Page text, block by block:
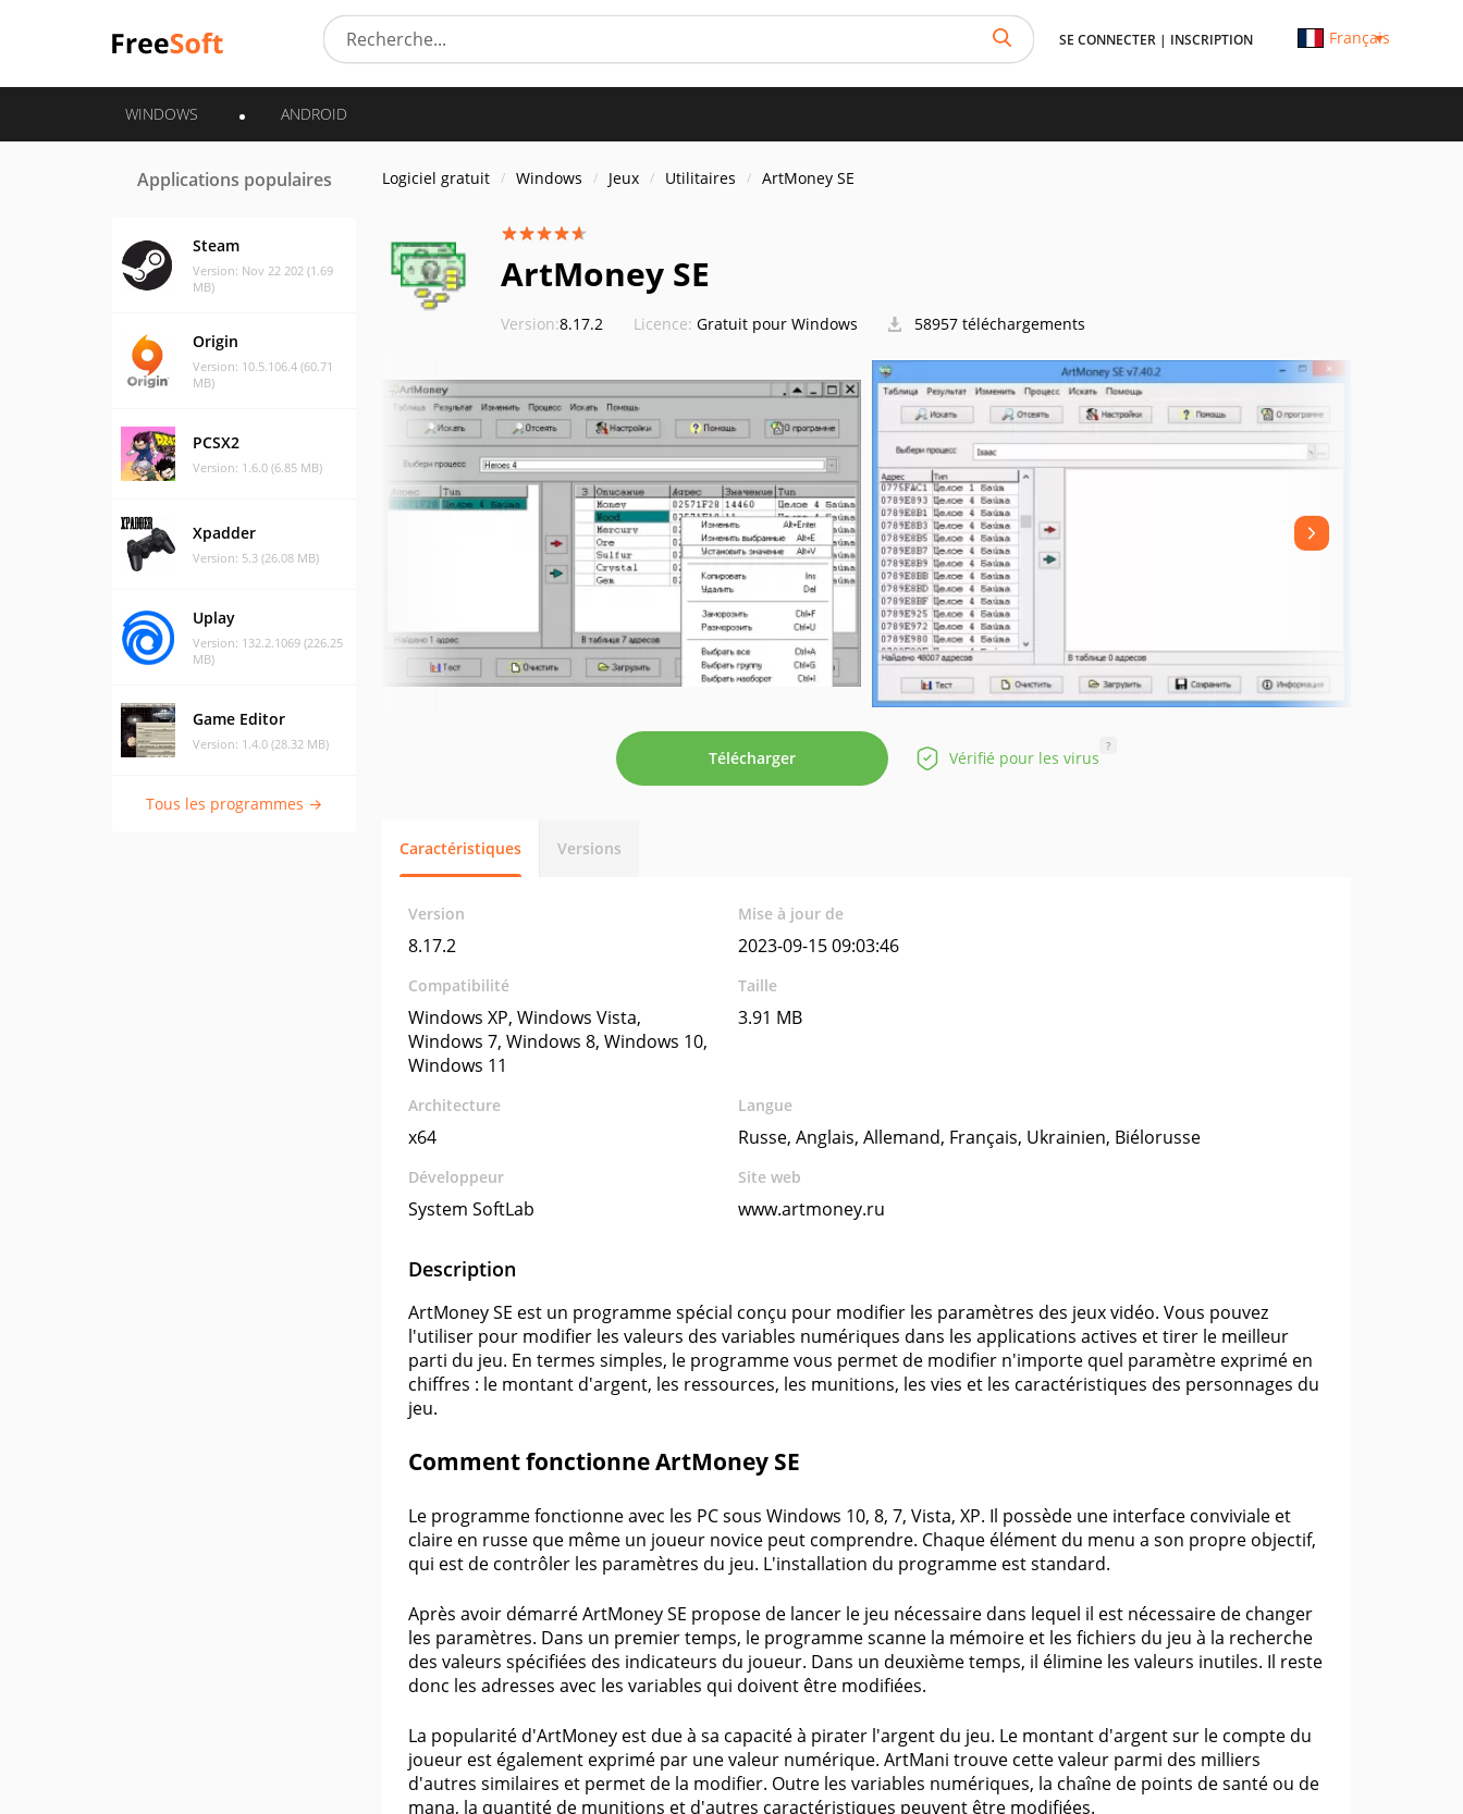
SE CONNECTER | INSCRIPTION Français
WINDOWS ANDROID
Applications populaires
Steam
Version: Nov 22 202 (1.69
MB)
Origin
Version: 10.5.106.4 (60.71
MB)
PCSX2
Version: 1.6.0 (6.85 MB)
Xpadder
Version: 5.3 (26.08 MB)
Uplay
Version: 132.2.1069 (226.25
MB)
Game Editor
Version: 1.4.0 (28.32 MB)
Tous les programmes →
Logiciel gratuit Windows Jeux Utilitaires ArtMoney SE
ArtMoney SE
Version:8.17.2 Licence: Gratuit pour Windows 58957 téléchargements
Télécharger Vérifié pour les virus
?
Caractéristiques Versions
Version
8.17.2
Mise à jour de
2023-09-15 09:03:46
Compatibilité
Windows XP, Windows Vista,
Windows 7, Windows 8, Windows 10,
Windows 11
Taille
3.91 MB
Architecture
x64
Langue
Russe, Anglais, Allemand, Français, Ukrainien, Biélorusse
Développeur
System SoftLab
Site web
www.artmoney.ru
Description
ArtMoney SE est un programme spécial conçu pour modifier les paramètres des jeux vidéo. Vous pouvez
l'utiliser pour modifier les valeurs des variables numériques dans les applications actives et tirer le meilleur
parti du jeu. En termes simples, le programme vous permet de modifier n'importe quel paramètre exprimé en
chiffres : le montant d'argent, les ressources, les munitions, les vies et les caractéristiques des personnages du
jeu.
Comment fonctionne ArtMoney SE
Le programme fonctionne avec les PC sous Windows 10, 8, 7, Vista, XP. Il possède une interface conviviale et
claire en russe que même un joueur novice peut comprendre. Chaque élément du menu a son propre objectif,
qui est de contrôler les paramètres du jeu. L'installation du programme est standard.
Après avoir démarré ArtMoney SE propose de lancer le jeu nécessaire dans lequel il est nécessaire de changer
les paramètres. Dans un premier temps, le programme scanne la mémoire et les fichiers du jeu à la recherche
des valeurs spécifiées des indicateurs du joueur. Dans un deuxième temps, il élimine les valeurs inutiles. Il reste
donc les adresses avec les variables qui doivent être modifiées.
La popularité d'ArtMoney est due à sa capacité à pirater l'argent du jeu. Le montant d'argent sur le compte du
joueur est également exprimé par une valeur numérique. ArtMani trouve cette valeur parmi des milliers
d'autres similaires et permet de la modifier. Outre les variables numériques, la chaîne de points de santé ou de
mana, la quantité de munitions et d'autres caractéristiques peuvent être modifiées.